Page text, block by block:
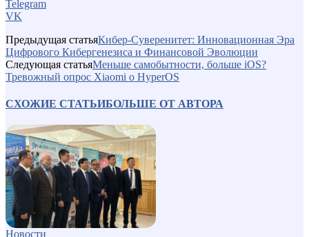
Telegram
VK
Предыдущая статьяКибер-Суверенитет: Инновационная Эра
Цифрового Кибергенезиса и Финансовой Эволюции
Следующая статьяМеньше самобытности, больше iOS?
Тревожный опрос Xiaomi о HyperOS
СХОЖИЕ СТАТЬИБОЛЬШЕ ОТ АВТОРА
Новости